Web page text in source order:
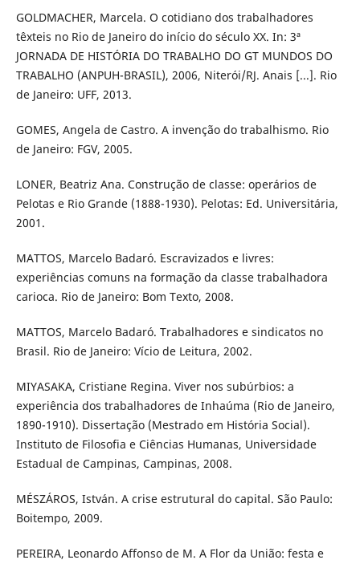
GOLDMACHER, Marcela. O cotidiano dos trabalhadores
têxteis no Rio de Janeiro do início do século XX. In: 3ª
JORNADA DE HISTÓRIA DO TRABALHO DO GT MUNDOS DO
TRABALHO (ANPUH-BRASIL), 2006, Niterói/RJ. Anais [...]. Rio
de Janeiro: UFF, 2013.
GOMES, Angela de Castro. A invenção do trabalhismo. Rio
de Janeiro: FGV, 2005.
LONER, Beatriz Ana. Construção de classe: operários de
Pelotas e Rio Grande (1888-1930). Pelotas: Ed. Universitária,
2001.
MATTOS, Marcelo Badaró. Escravizados e livres:
experiências comuns na formação da classe trabalhadora
carioca. Rio de Janeiro: Bom Texto, 2008.
MATTOS, Marcelo Badaró. Trabalhadores e sindicatos no
Brasil. Rio de Janeiro: Vício de Leitura, 2002.
MIYASAKA, Cristiane Regina. Viver nos subúrbios: a
experiência dos trabalhadores de Inhaúma (Rio de Janeiro,
1890-1910). Dissertação (Mestrado em História Social).
Instituto de Filosofia e Ciências Humanas, Universidade
Estadual de Campinas, Campinas, 2008.
MÉSZÁROS, István. A crise estrutural do capital. São Paulo:
Boitempo, 2009.
PEREIRA, Leonardo Affonso de M. A Flor da União: festa e